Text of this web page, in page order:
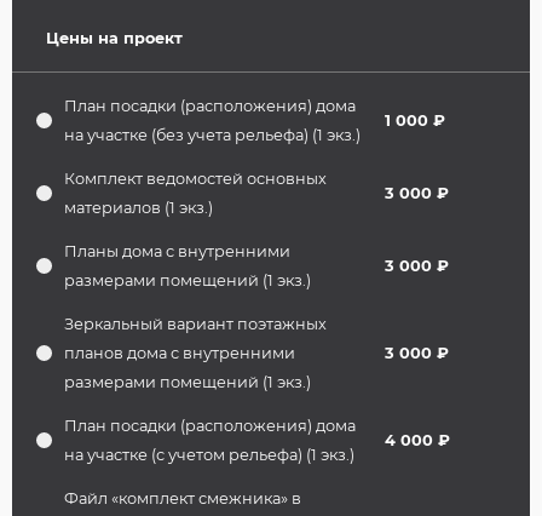
Цены на проект
План посадки (расположения) дома
на участке (без учета рельефа) (1 экз.)
1 000 ₽
Комплект ведомостей основных
материалов (1 экз.)
3 000 ₽
Планы дома с внутренними
размерами помещений (1 экз.)
3 000 ₽
Зеркальный вариант поэтажных
планов дома с внутренними
размерами помещений (1 экз.)
3 000 ₽
План посадки (расположения) дома
на участке (с учетом рельефа) (1 экз.)
4 000 ₽
Файл «комплект смежника» в